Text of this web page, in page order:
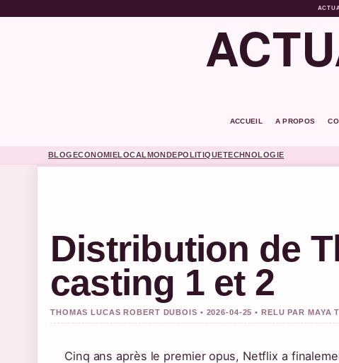
ACCUEIL A PROPOS
BLOGECONOMIELOCALMONDEPOLITIQUETECHNOLOGIE
Distribution de
casting 1 et 2
THOMAS LUCAS ROBERT DUBOIS • 2026-04-25 • RELU PAR MAYA
Cinq ans après le premier opus, Netflix a